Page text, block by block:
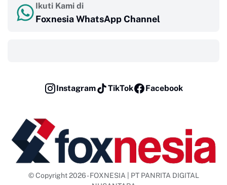
Ikuti Kami di
Foxnesia WhatsApp Channel
Instagram TikTok Facebook
© Copyright 2026 - FOXNESIA | PT PANRITA DIGITAL